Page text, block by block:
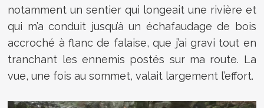
notamment un sentier qui longeait une rivière et
qui m’a conduit jusqu’à un échafaudage de bois
accroché à flanc de falaise, que j’ai gravi tout en
tranchant les ennemis postés sur ma route. La
vue, une fois au sommet, valait largement l’effort.